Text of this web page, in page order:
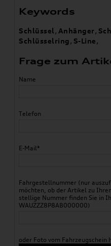
Keywords
Schlüssel, Anhänger,
Schlüsselring, S-Line,
Frage zum
Name
Telefon
E-Mail*
Fahrgestellnummer (nur
möchten, ob der Artikel zu
stellige Nummer finden Sie in
WAUZZZ8P8AB000000)
oder Foto vom Fahrzeugschein